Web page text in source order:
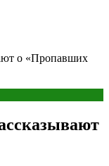
о «Пропавших